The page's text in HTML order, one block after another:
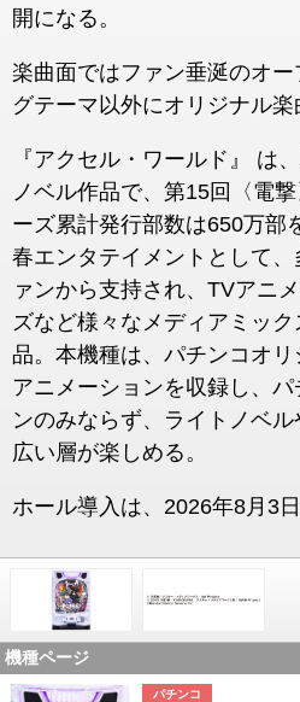
開になる。
楽曲面ではファン垂涎のオ
グテーマ以外にオリジナル楽
『アクセル・ワールド』 は
ノベル作品で、第15回〈電
ーズ累計発行部数は650万
春エンタテイメントとして
ァンから支持され、TVアニ
ズなど様々なメディアミッ
品。本機種は、パチンコオ
アニメーションを収録し、
ンのみならず、ライトノベ
広い層が楽しめる。
ホール導入は、2026年8月3日
機種ページ
パチンコ